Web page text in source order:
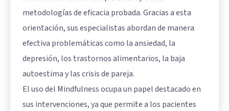
metodologías de eficacia probada. Gracias a esta
orientación, sus especialistas abordan de manera
efectiva problemáticas como la ansiedad, la
depresión, los trastornos alimentarios, la baja
autoestima y las crisis de pareja.
El uso del Mindfulness ocupa un papel destacado en
sus intervenciones, ya que permite a los pacientes